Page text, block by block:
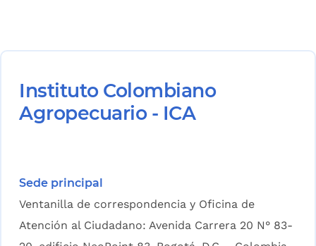
Instituto Colombiano
Agropecuario - ICA
Sede principal
Ventanilla de correspondencia y Oficina de
Atención al Ciudadano: Avenida Carrera 20 N° 83-